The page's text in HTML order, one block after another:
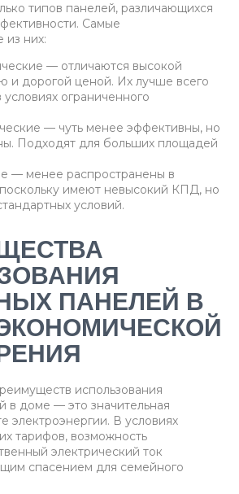
типов панелей, различающихся
Самые
из них:
— отличаются высокой
и дорогой ценой. Их лучше всего
условиях ограниченного
— чуть менее эффективны, но
Подходят для больших площадей
— менее распространены в
имеют невысокий КПД, но
условий.
ПАНЕЛЕЙ В
использования
в доме — это значительная
электроэнергии. В условиях
тарифов, возможность
электрический ток
спасением для семейного